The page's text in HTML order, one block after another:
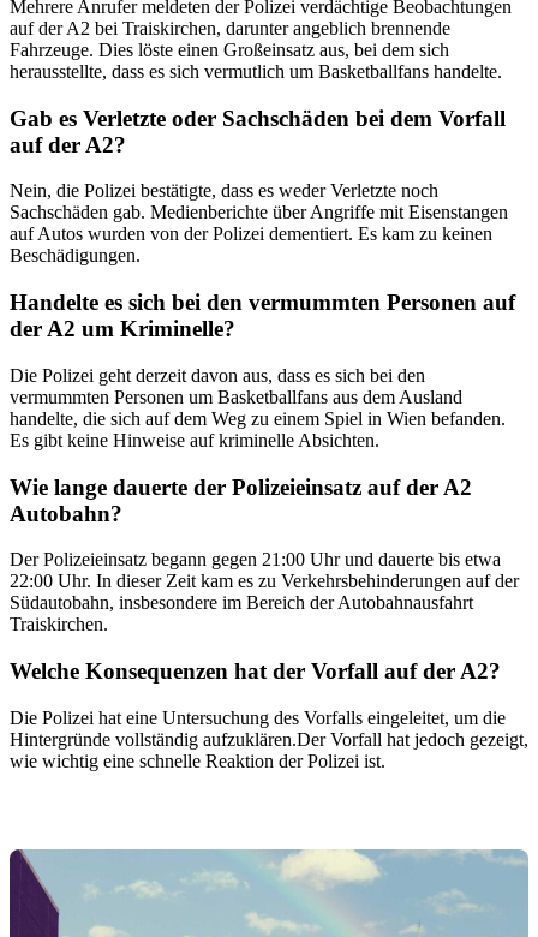
Mehrere Anrufer meldeten der Polizei verdächtige Beobachtungen
auf der A2 bei Traiskirchen, darunter angeblich brennende
Fahrzeuge. Dies löste einen Großeinsatz aus, bei dem sich
herausstellte, dass es sich vermutlich um Basketballfans handelte.
Gab es Verletzte oder Sachschäden bei dem Vorfall
auf der A2?
Nein, die Polizei bestätigte, dass es weder Verletzte noch
Sachschäden gab. Medienberichte über Angriffe mit Eisenstangen
auf Autos wurden von der Polizei dementiert. Es kam zu keinen
Beschädigungen.
Handelte es sich bei den vermummten Personen auf
der A2 um Kriminelle?
Die Polizei geht derzeit davon aus, dass es sich bei den
vermummten Personen um Basketballfans aus dem Ausland
handelte, die sich auf dem Weg zu einem Spiel in Wien befanden.
Es gibt keine Hinweise auf kriminelle Absichten.
Wie lange dauerte der Polizeieinsatz auf der A2
Autobahn?
Der Polizeieinsatz begann gegen 21:00 Uhr und dauerte bis etwa
22:00 Uhr. In dieser Zeit kam es zu Verkehrsbehinderungen auf der
Südautobahn, insbesondere im Bereich der Autobahnausfahrt
Traiskirchen.
Welche Konsequenzen hat der Vorfall auf der A2?
Die Polizei hat eine Untersuchung des Vorfalls eingeleitet, um die
Hintergründe vollständig aufzuklären.Der Vorfall hat jedoch gezeigt,
wie wichtig eine schnelle Reaktion der Polizei ist.